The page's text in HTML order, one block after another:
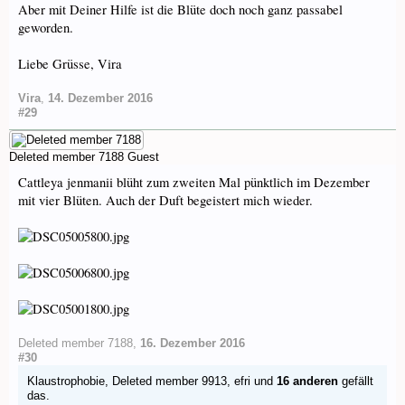
Aber mit Deiner Hilfe ist die Blüte doch noch ganz passabel
geworden.
Liebe Grüsse, Vira
Vira 14. Dezember 2016
#29
Deleted member 7188 Guest
Cattleya jenmanii blüht zum zweiten Mal pünktlich im Dezember
mit vier Blüten. Auch der Duft begeistert mich wieder.
Deleted member 7188 16. Dezember 2016
#30
Klaustrophobie Deleted member 9913 efri und 16 anderen gefällt
das.